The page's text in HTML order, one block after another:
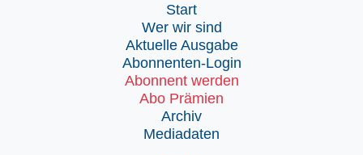
Start
Wer wir sind
Aktuelle Ausgabe
Abonnenten-Login
Abonnent werden
Abo Prämien
Archiv
Mediadaten